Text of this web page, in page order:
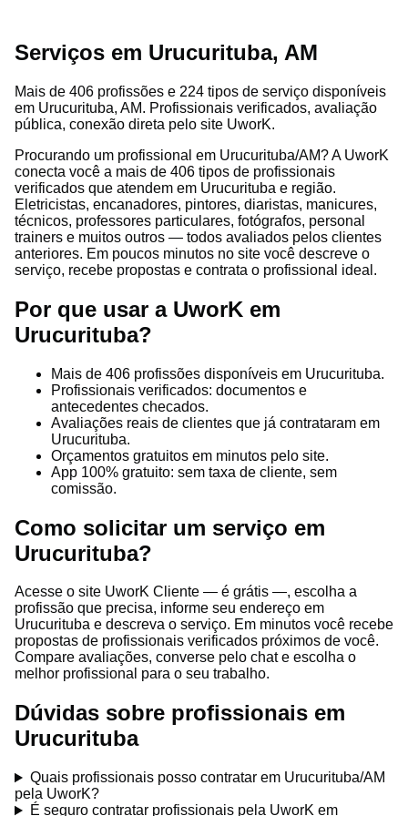
Serviços em Urucurituba, AM
Mais de 406 profissões e 224 tipos de serviço disponíveis
em Urucurituba, AM. Profissionais verificados, avaliação
pública, conexão direta pelo site UworK.
Procurando um profissional em Urucurituba/AM? A UworK
conecta você a mais de 406 tipos de profissionais
verificados que atendem em Urucurituba e região.
Eletricistas, encanadores, pintores, diaristas, manicures,
técnicos, professores particulares, fotógrafos, personal
trainers e muitos outros — todos avaliados pelos clientes
anteriores. Em poucos minutos no site você descreve o
serviço, recebe propostas e contrata o profissional ideal.
Por que usar a UworK em
Urucurituba?
Mais de 406 profissões disponíveis em Urucurituba.
Profissionais verificados: documentos e
antecedentes checados.
Avaliações reais de clientes que já contrataram em
Urucurituba.
Orçamentos gratuitos em minutos pelo site.
App 100% gratuito: sem taxa de cliente, sem
comissão.
Como solicitar um serviço em
Urucurituba?
Acesse o site UworK Cliente — é grátis —, escolha a
profissão que precisa, informe seu endereço em
Urucurituba e descreva o serviço. Em minutos você recebe
propostas de profissionais verificados próximos de você.
Compare avaliações, converse pelo chat e escolha o
melhor profissional para o seu trabalho.
Dúvidas sobre profissionais em
Urucurituba
Quais profissionais posso contratar em Urucurituba/AM
pela UworK?
É seguro contratar profissionais pela UworK em